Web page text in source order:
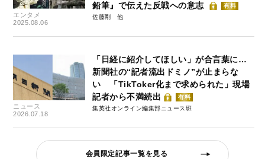
エンタメ
2025.08.06
鉛筆』で伝えた反戦への意志
有料
佐藤剛
ニュース
2026.07.18
「日経に紹介してほしい」が合言葉に…
新聞社の“記者流出ドミノ”が止まらな
い 「TikToker化まで求められた」現場
記者から不満続出
有料
集英社オンライン編集部ニュース班
会員限定記事一覧を見る